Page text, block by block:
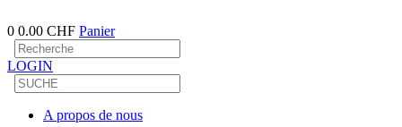
0 0.00 CHF Panier
LOGIN
A propos de nous